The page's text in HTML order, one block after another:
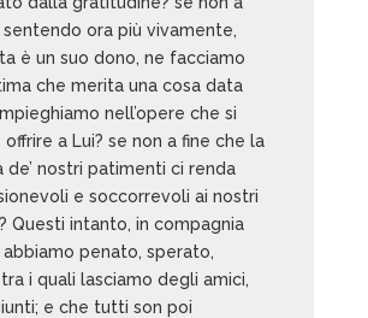
sentendo ora più vivamente,
è un suo dono, ne facciamo
che merita una cosa data
nell’opere che si
a Lui? se non a fine che la
de’ nostri patimenti ci renda
e soccorrevoli ai nostri
Questi intanto, in compagnia
abbiamo penato, sperato,
i quali lasciamo degli amici,
e che tutti son poi